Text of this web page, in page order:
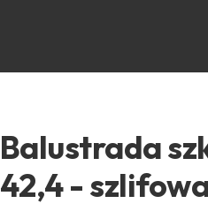
Balustrada
42,4 -